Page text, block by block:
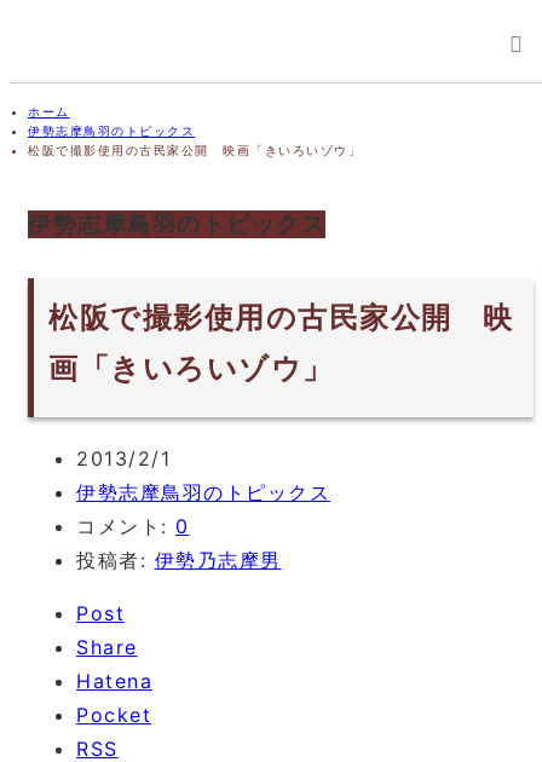
ホーム
伊勢志摩鳥羽のトピックス
松阪で撮影使用の古民家公開 映画「きいろいゾウ」
伊勢志摩鳥羽のトピックス
松阪で撮影使用の古民家公開 映
画「きいろいゾウ」
2013/2/1
伊勢志摩鳥羽のトピックス
コメント: 0
投稿者: 伊勢乃志摩男
Post
Share
Hatena
Pocket
RSS